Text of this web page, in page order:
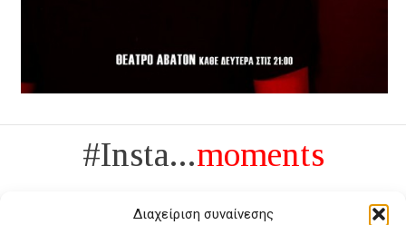
Διαχείριση συναίνεσης
#Insta...moments